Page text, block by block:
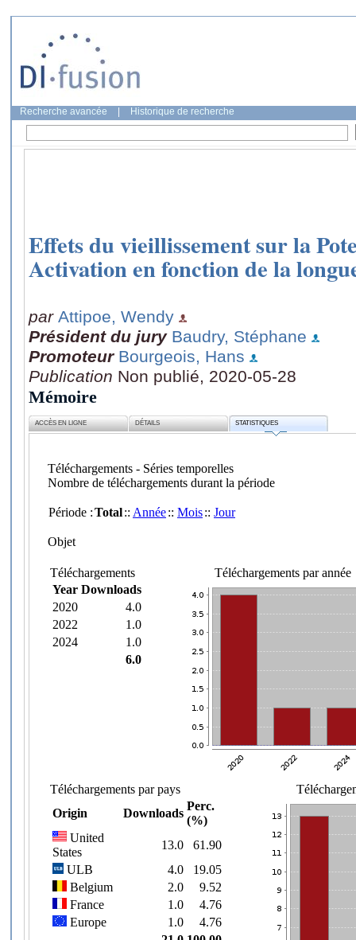
Recherche avancée Historique de recherche
Effets du vieillissement sur la
Activation en fonction de la
par Attipoe, Wendy
Président du jury Baudry, Stéphane
Promoteur Bourgeois, Hans
Publication Non publié, 2020-05-28
Mémoire
ACCÈS EN LIGNE DÉTAILS STATISTIQUES